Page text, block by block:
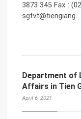
3873 345 Fax :
sgtvt@tiengiang.
Department of
Affairs in Tien
April 6, 2021